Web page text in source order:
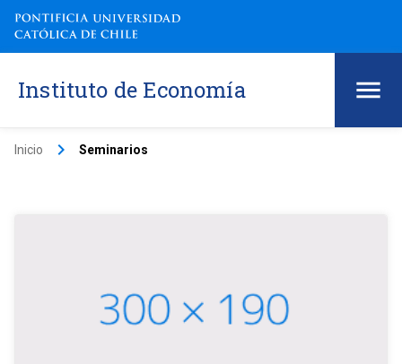
Instituto de Economía
Inicio keyboard_arrow_right Seminarios